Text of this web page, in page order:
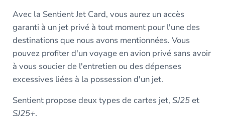
Avec la Sentient Jet Card, vous aurez un accès
garanti à un jet privé à tout moment pour l'une des
destinations que nous avons mentionnées. Vous
pouvez profiter d'un voyage en avion privé sans avoir
à vous soucier de l'entretien ou des dépenses
excessives liées à la possession d'un jet.
Sentient propose deux types de cartes jet, SJ25et
SJ25+.